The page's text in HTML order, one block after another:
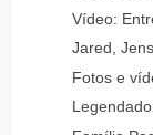
Vídeo:
Jared,
Fotos e